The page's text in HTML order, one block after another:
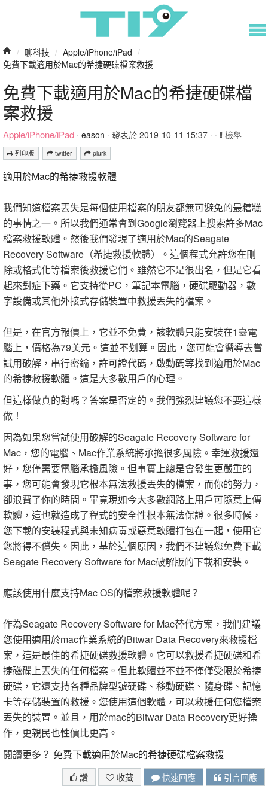
/ 聊科技 / Apple/iPhone/iPad /
免費下載適用於Mac的希捷硬碟檔案救援
免費下載適用於Mac的希捷硬碟檔
案救援
Apple/iPhone/iPad · eason · 發表於 2019-10-11 15:37 · · 檢舉
列印版 twitter plurk
適用於Mac的希捷救援軟體
我們知道檔案丟失是每個使用檔案的朋友都無可避免的最糟糕
的事情之一。所以我們通常會到Google瀏覽器上搜索許多Mac
檔案救援軟體。然後我們發現了適用於Mac的Seagate
Recovery Software（希捷救援軟體）。這個程式允許您在刪
除或格式化等檔案後救援它們。雖然它不是很出名，但是它看
起來對症下藥。它支持從PC，筆記本電腦，硬碟驅動器，數
字設備或其他外接式存儲裝置中救援丟失的檔案。
但是，在官方報價上，它並不免費，該軟體只能安裝在1臺電
腦上，價格為79美元。這並不划算。因此，您可能會嚮導去嘗
試用破解，串行密鑰，許可證代碼，啟動碼等找到適用於Mac
的希捷救援軟體。這是大多數用戶的心理。
但這樣做真的對嗎？答案是否定的。我們強烈建議您不要這樣
做！
因為如果您嘗試使用破解的Seagate Recovery Software for
Mac，您的電腦、Mac作業系統將承擔很多風險。幸運救援還
好，您僅需要電腦承擔風險。但事實上總是會發生更嚴重的
事，您可能會發現它根本無法救援丟失的檔案，而你的努力，
卻浪費了你的時間。畢竟現如今大多數網路上用戶可隨意上傳
軟體，這也就造成了程式的安全性根本無法保證。很多時候，
您下載的安裝程式與未知病毒或惡意軟體打包在一起，使用它
您將得不償失。因此，基於這個原因，我們不建議您免費下載
Seagate Recovery Software for Mac破解版的下載和安裝。
應該使用什麼支持Mac OS的檔案救援軟體呢？
作為Seagate Recovery Software for Mac替代方案，我們建議
您使用適用於mac作業系統的Bitwar Data Recovery來救援檔
案，這是最佳的希捷硬碟救援軟體。它可以救援希捷硬碟和希
捷磁碟上丟失的任何檔案。但此軟體並不並不僅僅受限於希捷
硬碟，它還支持各種品牌型號硬碟、移動硬碟、隨身碟、記憶
卡等存儲裝置的救援。您使用這個軟體，可以救援任何您檔案
丟失的裝置。並且，用於mac的Bitwar Data Recovery更好操
作，更親民也性價比更高。
閱讀更多？ 免費下載適用於Mac的希捷硬碟檔案救援
讚 收藏 快速回應 引言回應